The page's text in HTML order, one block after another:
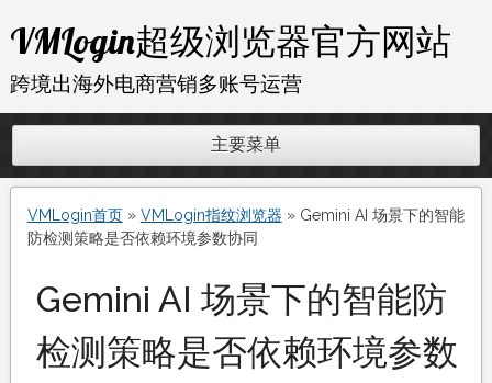
跳
内
VMLogin超级浏览器官方网站
跨境出海外电商营销多账号运营
主要菜单
VMLogin首页» VMLogin指纹浏览器 » Gemini AI 场景下的智能
防检测策略是否依赖环境参数协同
Gemini AI 场景下的智能防
检测策略是否依赖环境参数